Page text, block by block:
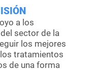
a los
sector de la
los mejores
tratamientos
de una forma